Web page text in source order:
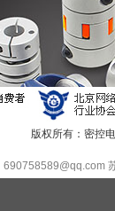
版权所有：密控
690758589@qq.com